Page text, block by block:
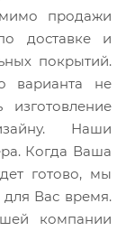
продажи
доставке и
покрытий.
варианта не
Наши
Когда Ваша
готово, мы
Вас время.
компании